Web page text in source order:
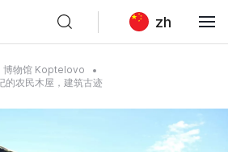
zh
博物馆 Koptelovo
农民木屋，建筑古迹